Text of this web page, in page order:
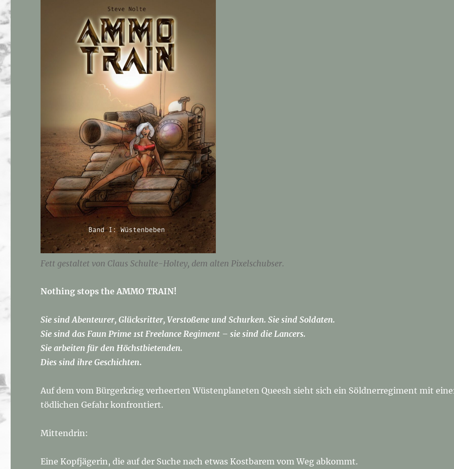
Fett gestaltet von Claus Schulte-Holtey, dem alten Pixelschubser.
Nothing stops the AMMO TRAIN!
Sie sind Abenteurer, Glücksritter, Verstoßene und Schurken. Sie sind Soldaten.
Sie sind das Faun Prime 1st Freelance Regiment – sie sind die Lancers.
Sie arbeiten für den Höchstbietenden.
Dies sind ihre Geschichten.
Auf dem vom Bürgerkrieg verheerten Wüstenplaneten Queesh sieht sich ein Söldnerregiment mit
tödlichen Gefahr konfrontiert.
Mittendrin:
Eine Kopfjägerin, die auf der Suche nach etwas Kostbarem vom Weg abkommt.